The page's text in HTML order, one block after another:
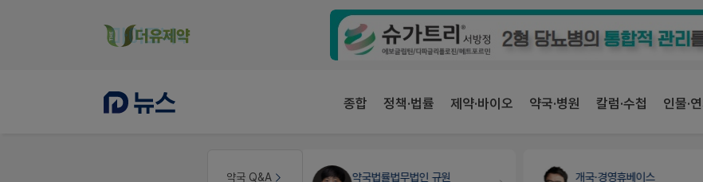
종합 정책·법률 제약·바이오 약국·병원 칼럼·수첩 인물·
약국 Q&A 개국·경영휴베이스 세무·노무팜텍스